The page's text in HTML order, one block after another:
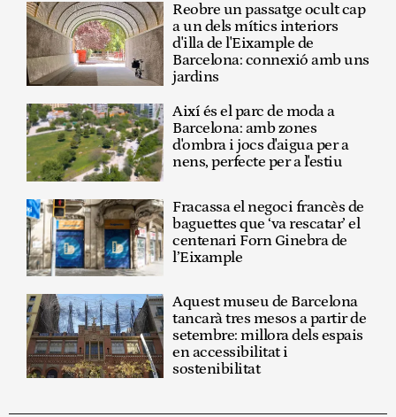
Reobre un passatge ocult cap
a un dels mítics interiors
d'illa de l'Eixample de
Barcelona: connexió amb uns
jardins
Així és el parc de moda a
Barcelona: amb zones
d'ombra i jocs d'aigua per a
nens, perfecte per a l'estiu
Fracassa el negoci francès de
baguettes que ‘va rescatar’ el
centenari Forn Ginebra de
l’Eixample
Aquest museu de Barcelona
tancarà tres mesos a partir de
setembre: millora dels espais
en accessibilitat i
sostenibilitat